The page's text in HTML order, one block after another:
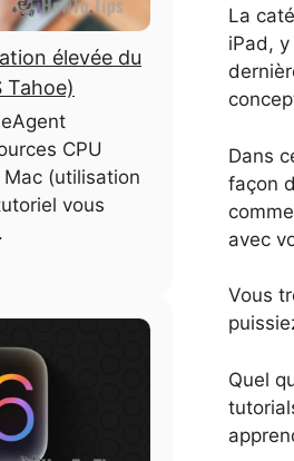
La
iPad,
Dans
façon
avec
Vous
Quel
élevée du
Tahoe)
CPU
(utilisation
vous